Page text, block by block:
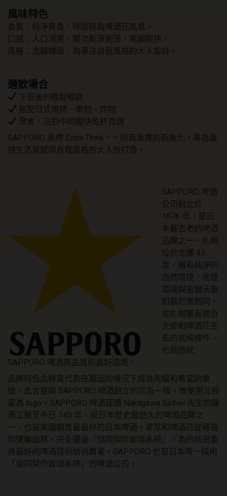
風味特色
香氣： 純淨麥香，伴隨輕盈啤酒花氣息。
口感： 入口清爽，層次乾淨俐落，尾韻輕快。
風格： 洗鍊精緻，為專注自我風格的大人設計。
適飲場合
下班後的輕鬆暢飲
搭配日式燒烤、串物、炸物
聚會、派對中的暢快乾杯首選
SAPPORO 黑標 Extra Think —— 經典黑標的新進化，專為重
視生活質感與自我風格的大人所打造。
SAPPORO 啤酒
公司創立於
1876 年，是日
本最古老的啤酒
品牌之一。札幌
位於北繹 43
度，擁有純淨的
自然環境，地理
環境與密爾沃基
和慕尼黑相同，
故札幌擁有適合
大麥和啤酒花生
長的氣候條件，
也是造就
SAPPORO 啤酒高品質的最好環境。
品牌特色北極星代表在艱因的情況下成為先驅和希望的象
徵，此含意與 SAPPORO 啤酒創立的宗旨一樣，故使用北極
星為 logo。SAPPORO 啤酒延續 Nakagawa Seibei 先生的釀
酒工藝至今已 145 年，是日本歷史最悠久的啤酒品牌之
一，也是美國銷售量最好的日本啤酒。麥芽和啤酒花從種植
到運輪過程，完全遵循「協同契作栽培系統」，為的就是要
將最好的啤酒提供給消費者。SAPPORO 也是日本唯一採用
「協同契作栽培系統」的啤酒公司。